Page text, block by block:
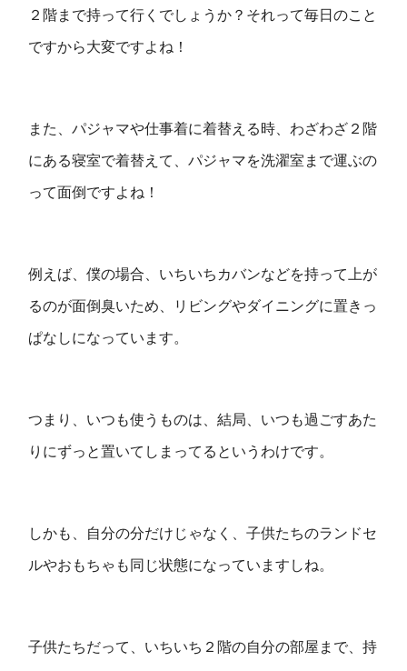
２階まで持って行くでしょうか？それって毎日のこと
ですから大変ですよね！
また、パジャマや仕事着に着替える時、わざわざ２階
にある寝室で着替えて、パジャマを洗濯室まで運ぶの
って面倒ですよね！
例えば、僕の場合、 いちいちカバンなどを持って上が
るのが面倒臭いため、リビングやダイニングに置きっ
ぱなしになっています。
つまり、いつも使うものは、結局、いつも過ごすあた
りにずっと置いてしまってるというわけです。
しかも、自分の分だけじゃなく、子供たちのランドセ
ルやおもちゃも同じ状態になっていますしね。
子供たちだって、いちいち２階の自分の部屋まで、持